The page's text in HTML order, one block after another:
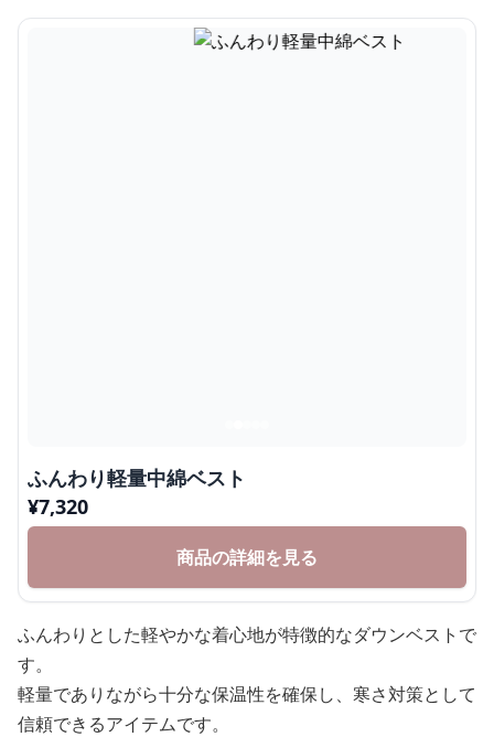
ふんわり軽量中綿ベスト
¥7,320
商品の詳細を見る
ふんわりとした軽やかな着心地が特徴的なダウンベストで
す。
軽量でありながら十分な保温性を確保し、寒さ対策として
信頼できるアイテムです。